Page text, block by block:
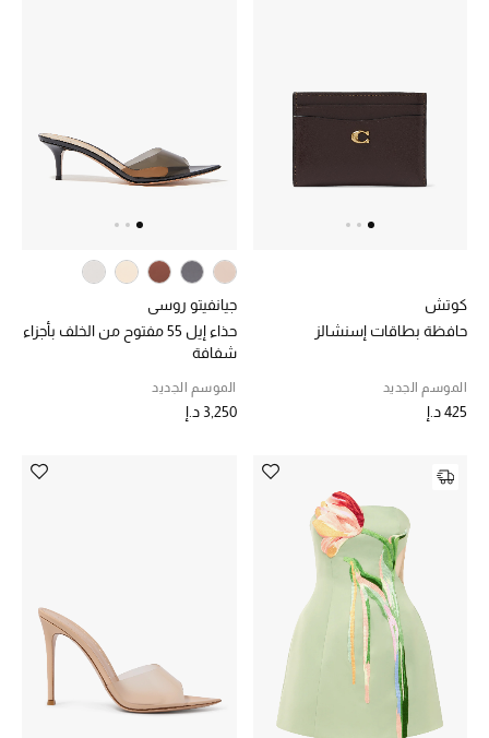
كوتش
حافظة بطاقات إسنشالز
الموسم الجديد
425 د.إ
جيانفيتو روسي
حذاء إيل 55 مفتوح من الخلف بأجزاء
شفافة
الموسم الجديد
3,250 د.إ